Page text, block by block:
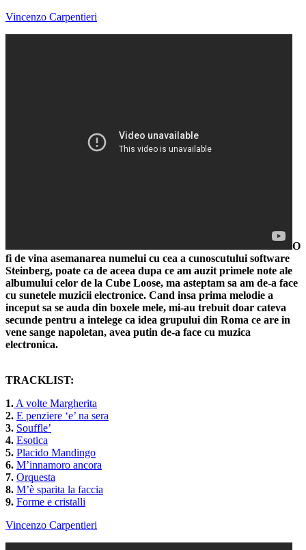
Vincenzo Carpentieri
O
fi de vina asemanarea numelui cu cea a cunoscutului software
Steinberg, poate ca de aceea dupa ce am auzit primele note ale
albumului celor de la Cube Loose, ma asteptam sa am de-a face
cu sunetele muzicii electronice. Cand insa prima melodie a
inceput sa se auda din boxele mele, mi-au trebuit doar cateva
secunde pentru a intelege ca idea grupului din Roma ce are in
vene sange napoletan, avea putin de-a face cu muzica
electronica.
TRACKLIST:
1. A volte Margherita
2. E penziere ‘e’ na sera
3. Souffle’
4. Esotica
5. Placido Mandingo
6. M’innamoro ancora
7. Orquesta
8. M’è sparita la faccia
9. Forme e cristalli
Vincenzo Carpentieri